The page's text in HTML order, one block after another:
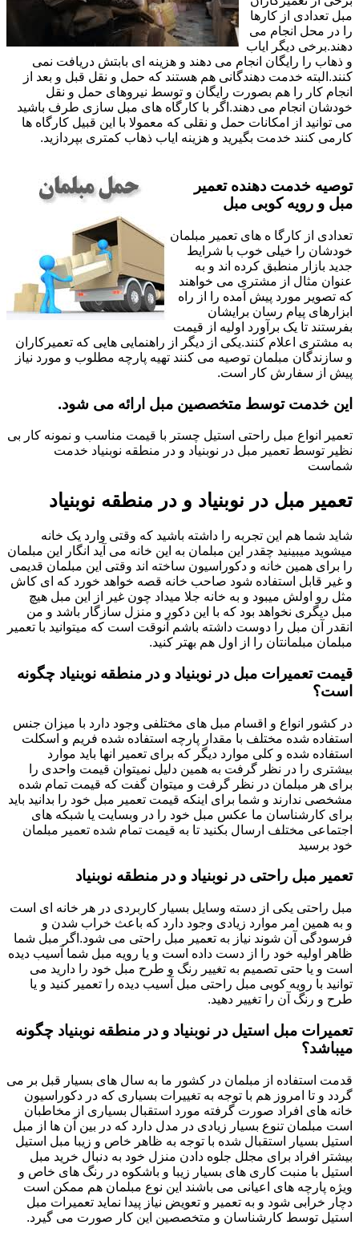
مبل تعدادی از کارها
را در محل انجام می
دهند.برخی دیگر ایاب
و ذهاب را رایگان انجام می دهند و هزینه ای بابتش دریافت نمی
کنند.البته خدمت دهندگانی هم هستند که حمل و نقل قبل و بعد از
انجام کار را هم بصورت رایگان و توسط نیروهای حمل و نقل
خودشان انجام می دهند.اگر با کارگاه های مبل سازی طرف باشید
می توانید از امکانات حمل و نقلی که معمولا با این قبیل کارگاه ها
کارمی کنند خدمت بگیرید و هزینه ایاب ذهاب کمتری بپردازید.
توصیه خدمت دهنده تعمیر
مبل و رویه کوبی مبل
تعدادی از کارگا ه های تعمیر مبلمان
خودشان را خیلی خوب با شرایط
جدید بازار منطبق کرده اند و به
عنوان مثال از مشتری می خواهند
که تصویر مورد پیش آمده را از راه
ابزارهای پیام رسان برایشان
بفرستند تا یک برآورد اولیه از قیمت
به مشتری اعلام کنند.یکی از دیگر از راهنمایی هایی که تعمیرکاران
و سازندگان مبلمان توصیه می کنند تهیه پارچه مطلوب و مورد نیاز
پیش از سفارش کار است.
این خدمت توسط متخصصین مبل ارائه می شود.
تعمیر انواع مبل راحتی استیل چستر با قیمت مناسب و نمونه کار بی
نظیر توسط تعمیر مبل در نوبنیاد و در منطقه نوبنیاد خدمت
شماست
تعمیر مبل در نوبنیاد و در منطقه نوبنیاد
شاید شما هم این تجربه را داشته باشید که وقتی وارد یک خانه
میشوید میبینید چقدر این مبلمان به این خانه می آید انگار این مبلمان
را برای همین خانه و دکوراسیون ساخته اند وقتی این مبلمان قدیمی
و غیر قابل استفاده شود صاحب خانه قصه خواهد خورد که ای کاش
مثل رو اولش میبود و به خانه جلا میداد چون غیر از این مبل هیچ
مبل دیگری نخواهد بود که با این دکور و منزل سازگار باشد و من
انقدر آن مبل را دوست داشته باشم آنوقت است که میتوانید با تعمیر
مبلمان مبلمانتان را از اول هم بهتر کنید.
قیمت تعمیرات مبل در نوبنیاد و در منطقه نوبنیاد چگونه
است؟
در کشور انواع و اقسام مبل های مختلفی وجود دارد با میزان جنس
استفاده شده مختلف با مقدار پارچه استفاده شده فریم و اسکلت
استفاده شده و کلی موارد دیگر که برای تعمیر انها باید موارد
بیشتری را در نظر گرفت به همین دلیل نمیتوان قیمت واحدی را
برای هر مبلمان در نظر گرفت و میتوان گفت که قیمت تمام شده
مشخصی ندارند و شما برای اینکه قیمت تعمیر مبل خود را بدانید باید
برای کارشناسان ما عکس مبل خود را در وبسایت یا شبکه های
اجتماعی مختلف ارسال بکنید تا به قیمت تمام شده تعمیر مبلمان
خود برسید
تعمیر مبل راحتی در نوبنیاد و در منطقه نوبنیاد
مبل راحتی یکی از دسته وسایل بسیار کاربردی در هر خانه ای است
و به همین امر موارد زیادی وجود دارد که باعث خراب شدن و
فرسودگی آن شوند نیاز به تعمیر مبل راحتی می شود.اگر مبل شما
ظاهر اولیه خود را از دست داده است و یا رویه مبل شما آسیب دیده
است و یا حتی تصمیم به تغییر رنگ و طرح مبل خود را دارید می
توانید با رویه کوبی مبل راحتی مبل آسیب دیده را تعمیر کنید و یا
طرح و رنگ آن را تغییر دهید.
تعمیرات مبل استیل در نوبنیاد و در منطقه نوبنیاد چگونه
میباشد؟
قدمت استفاده از مبلمان در کشور ما به سال های بسیار قبل بر می
گردد و تا امروز هم با توجه به تغییرات بسیاری که در دکوراسیون
خانه های افراد صورت گرفته مورد استقبال بسیاری از مخاطبان
است مبلمان تنوع بسیار زیادی در مدل دارد که در بین آن ها از مبل
استیل بسیار استقبال شده با توجه به ظاهر خاص و زیبا مبل استیل
بیشتر افراد برای مجلل جلوه دادن منزل خود به دنبال خرید مبل
استیل با منبت کاری های بسیار زیبا و باشکوه در رنگ های خاص و
ویژه پارچه های اعیانی می باشند این نوع مبلمان هم ممکن است
دچار خرابی شود و به تعمیر و تعویض نیاز پیدا نماید تعمیرات مبل
استیل توسط کارشناسان و متخصصین این کار صورت می گیرد.